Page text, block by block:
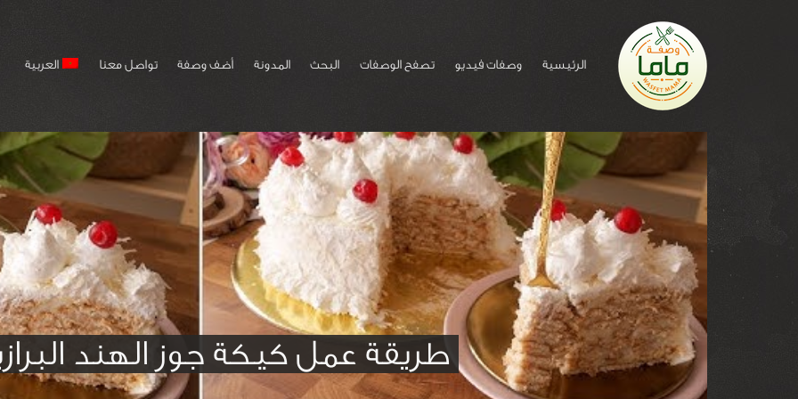
الرئيسية وصفات فيديو تصفح الوصفات البحث المدونة أضف وصفة تواصل معنا العربية
طريقة عمل كيكة جوز الهند